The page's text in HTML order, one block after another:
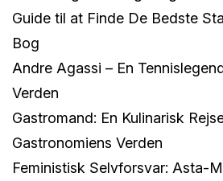
Guide til at Finde De Bedste
Bog
Andre Agassi – En
Verden
Gastromand: En Kulinarisk
Gastronomiens Verden
Feministisk Selvforsvar: Asta-